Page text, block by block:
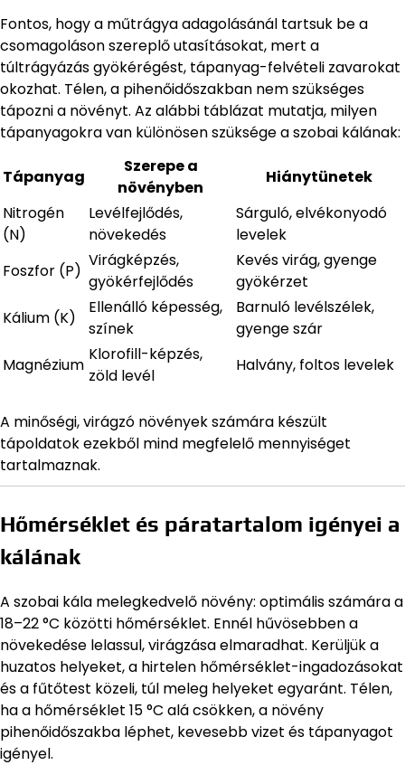
Fontos, hogy a műtrágya adagolásánál tartsuk be a
csomagoláson szereplő utasításokat, mert a
túltrágyázás gyökérégést, tápanyag-felvételi zavarokat
okozhat. Télen, a pihenőidőszakban nem szükséges
tápozni a növényt. Az alábbi táblázat mutatja, milyen
tápanyagokra van különösen szüksége a szobai kálának:
Tápanyag
Szerepe a
növényben
Hiánytünetek
Nitrogén
(N)
Levélfejlődés,
növekedés
Sárguló, elvékonyodó
levelek
Foszfor (P)
Virágképzés,
gyökérfejlődés
Kevés virág, gyenge
gyökérzet
Kálium (K)
Ellenálló képesség,
színek
Barnuló levélszélek,
gyenge szár
Magnézium
Klorofill-képzés,
zöld levél
Halvány, foltos levelek
A minőségi, virágzó növények számára készült
tápoldatok ezekből mind megfelelő mennyiséget
tartalmaznak.
Hőmérséklet és páratartalom igényei a
kálának
A szobai kála melegkedvelő növény: optimális számára a
18–22 °C közötti hőmérséklet. Ennél hűvösebben a
növekedése lelassul, virágzása elmaradhat. Kerüljük a
huzatos helyeket, a hirtelen hőmérséklet-ingadozásokat
és a fűtőtest közeli, túl meleg helyeket egyaránt. Télen,
ha a hőmérséklet 15 °C alá csökken, a növény
pihenőidőszakba léphet, kevesebb vizet és tápanyagot
igényel.